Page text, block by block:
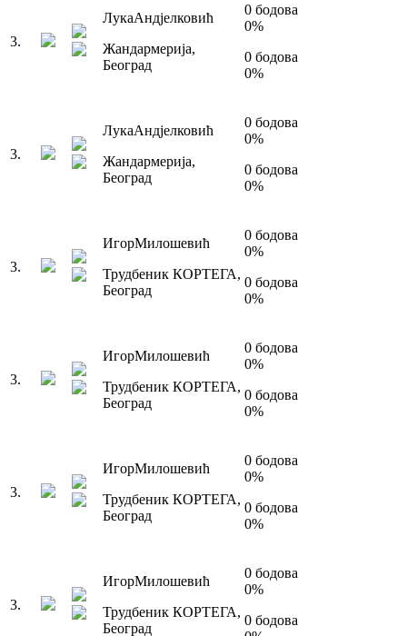
3.
ЛукаАндјелковић
Жандармерија,
Београд
0 бодова
0%
0 бодова
0%
3.
ЛукаАндјелковић
Жандармерија,
Београд
0 бодова
0%
0 бодова
0%
3.
ИгорМилошевић
Трудбеник КОРТЕГА,
Београд
0 бодова
0%
0 бодова
0%
3.
ИгорМилошевић
Трудбеник КОРТЕГА,
Београд
0 бодова
0%
0 бодова
0%
3.
ИгорМилошевић
Трудбеник КОРТЕГА,
Београд
0 бодова
0%
0 бодова
0%
3.
ИгорМилошевић
Трудбеник КОРТЕГА,
Београд
0 бодова
0%
0 бодова